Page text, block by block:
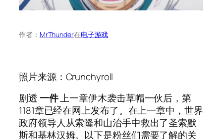
作者： MrThunder在电子游戏
照片来源：Crunchyroll
剧透一件上一章伊木袭击草帽一伙后，第
1181章已经在网上发布了。在上一章中，世界
政府领导人从索隆和山治手中救出了圣索默
斯和基林汉姆。以下是粉丝们需要了解的关